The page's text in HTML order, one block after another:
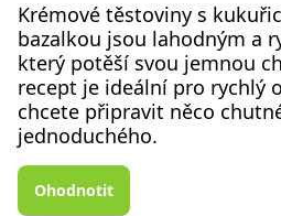
Krémové těstoviny s
bazalkou jsou lahodným a
který potěší svou jemnou
recept je ideální pro rychlý
chcete připravit něco
jednoduchého.
Ohodnotit